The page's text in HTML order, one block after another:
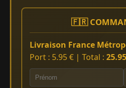
🇫🇷
Livraison France
Port : 5.95 € | Total :